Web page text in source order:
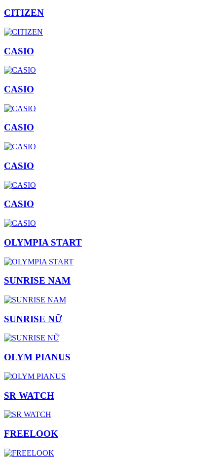
CITIZEN
CASIO
CASIO
CASIO
CASIO
CASIO
OLYMPIA START
SUNRISE NAM
SUNRISE NỮ
OLYM PIANUS
SR WATCH
FREELOOK